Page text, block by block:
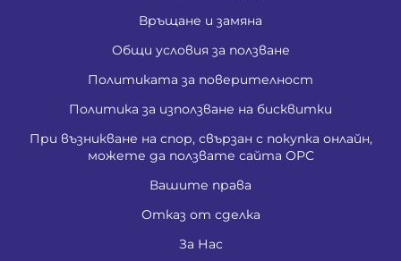
Връщане и замяна
Общи условия за ползване
Политиката за поверителност
Политика за използване на бисквитки
При възникване на спор, свързан с покупка онлайн,
можете да ползвате сайта ОРС
Вашите права
Отказ от сделка
За Нас